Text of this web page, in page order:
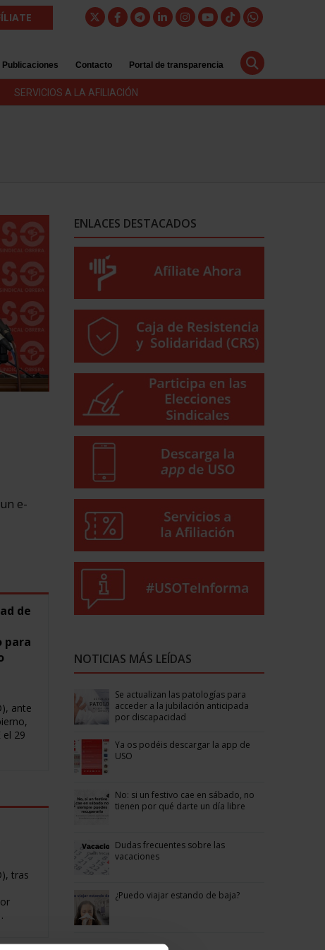
Publicaciones Contacto Portal de transparencia
SERVICIOS A LA AFILIACIÓN
e-
de
para
ante
el 29
tras
ENLACES DESTACADOS
NOTICIAS MÁS LEÍDAS
Se actualizan las patologías para
acceder a la jubilación anticipada
por discapacidad
Ya os podéis descargar la app de
USO
No: si un festivo cae en sábado, no
tienen por qué darte un día libre
Dudas frecuentes sobre las
vacaciones
¿Puedo viajar estando de baja?